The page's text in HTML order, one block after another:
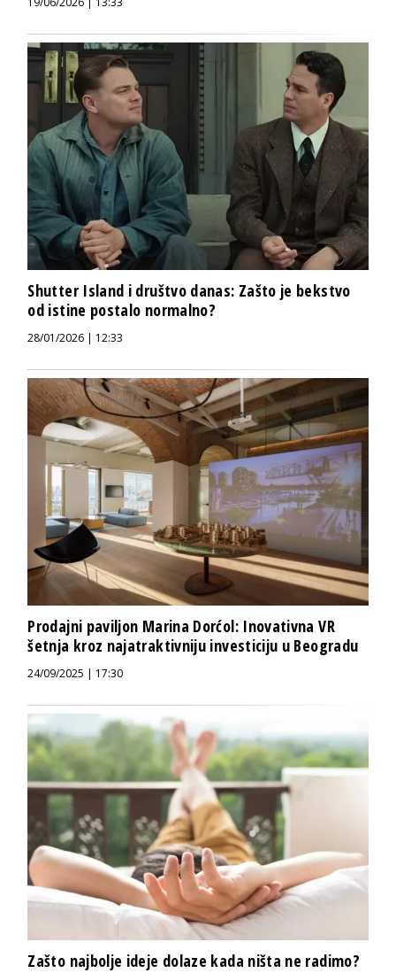
Shutter Island i društvo danas: Zašto je bekstvo
od istine postalo normalno?
28/01/2026 | 12:33
Prodajni paviljon Marina Dorćol: Inovativna VR
šetnja kroz najatraktivniju investiciju u Beogradu
24/09/2025 | 17:30
Zašto najbolje ideje dolaze kada ništa ne radimo?